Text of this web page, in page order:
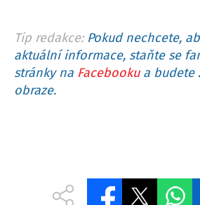
Tip redakce: Pokud nechcete,
aktuální informace, staňte se
stránky na Facebookua budete
obraze.